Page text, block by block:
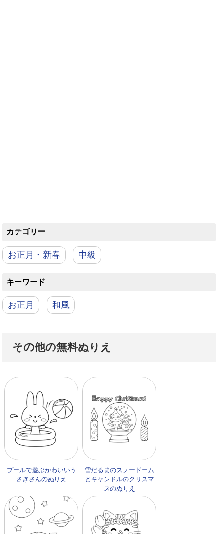
カテゴリー
お正月・新春 中級
キーワード
お正月 和風
その他の無料ぬりえ
プールで遊ぶかわいいう
さぎさんのぬりえ
雪だるまのスノードーム
とキャンドルのクリスマ
スのぬりえ